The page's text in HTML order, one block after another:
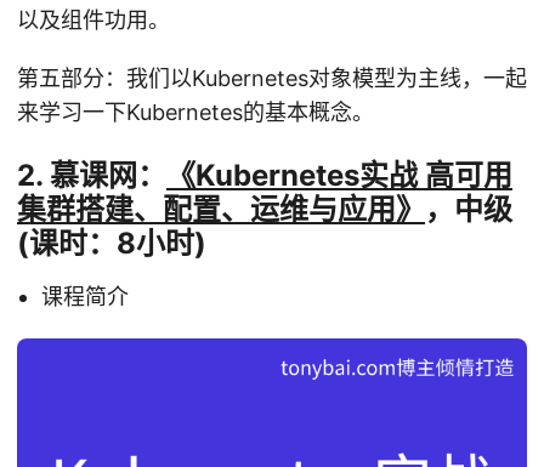
以及组件功用。
第五部分：我们以Kubernetes对象模型为主线，一起
来学习一下Kubernetes的基本概念。
2. 慕课网：
《Kubernetes实战 高可用
集群搭建、配置、运维与应用》 ，中级
(课时：8小时)
课程简介